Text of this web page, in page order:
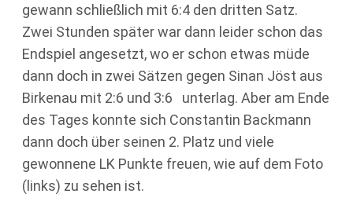
gewann schließlich mit 6:4 den dritten Satz.
Zwei Stunden später war dann leider schon das
Endspiel angesetzt, wo er schon etwas müde
dann doch in zwei Sätzen gegen Sinan Jöst aus
Birkenau mit 2:6 und 3:6 unterlag. Aber am Ende
des Tages konnte sich Constantin Backmann
dann doch über seinen 2. Platz und viele
gewonnene LK Punkte freuen, wie auf dem Foto
(links) zu sehen ist.